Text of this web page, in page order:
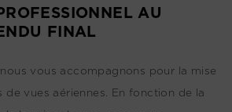
AU
FINAL
vous accompagnons pour la mise
de vues aériennes. En fonction de la